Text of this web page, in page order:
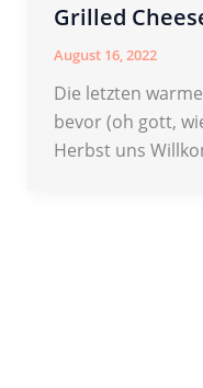
Grilled
August 16, 2022
Die letzten
bevor (oh gott,
Herbst uns